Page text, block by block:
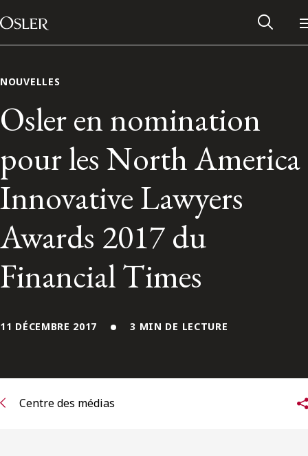
Passer au contenu
Main Navigation
Contactez-nous
S’abonner
NOUVELLES
Osler en nomination
pour les North America
Innovative Lawyers
Awards 2017 du
Financial Times
11 DÉCEMBRE 2017 3 MIN DE LECTURE
Centre des médias